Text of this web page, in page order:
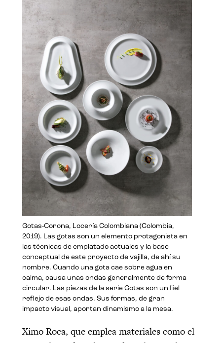
Gotas-Corona, Locería Colombiana (Colombia,
2019). Las gotas son un elemento protagonista en
las técnicas de emplatado actuales y la base
conceptual de este proyecto de vajilla, de ahí su
nombre. Cuando una gota cae sobre agua en
calma, causa unas ondas generalmente de forma
circular. Las piezas de la serie Gotas son un fiel
reflejo de esas ondas. Sus formas, de gran
impacto visual, aportan dinamismo a la mesa.
Ximo Roca, que emplea materiales como el